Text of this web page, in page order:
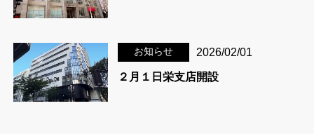
お知らせ
2026/02/01
２月１日栄支店開設